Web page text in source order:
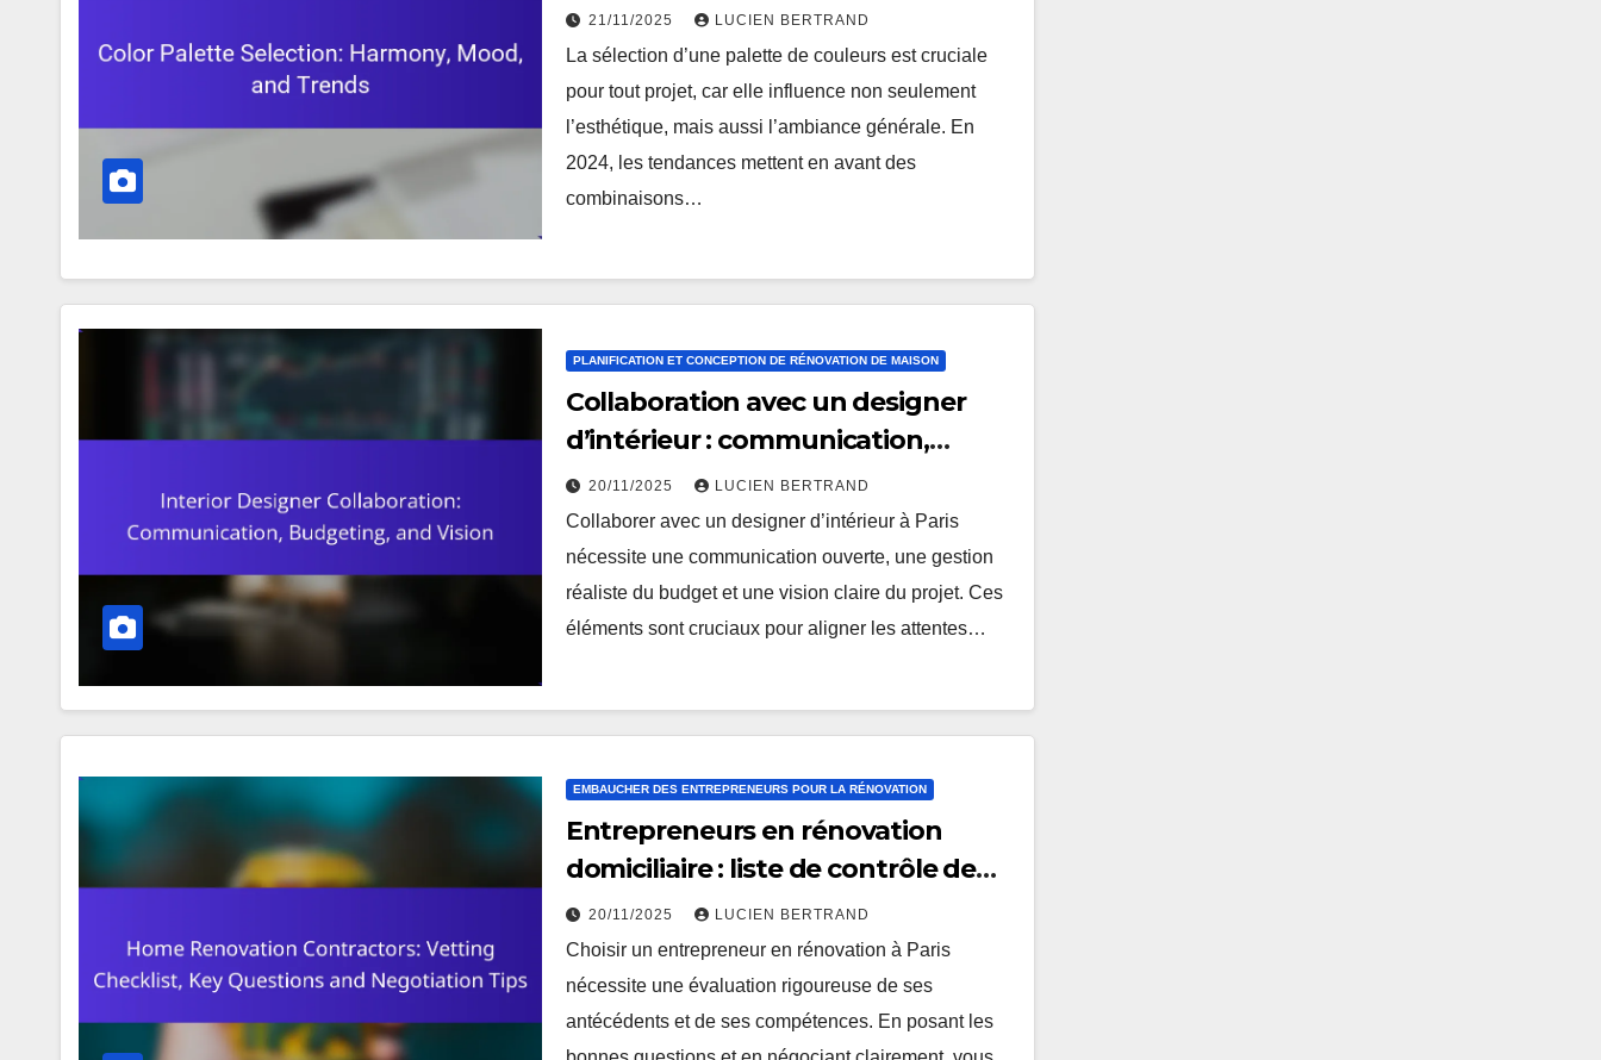
Tendances
21/11/2025 LUCIEN BERTRAND
La sélection d’une palette de couleurs est cruciale
pour tout projet, car elle influence non seulement
l’esthétique, mais aussi l’ambiance générale. En
2024, les tendances mettent en avant des
combinaisons…
PLANIFICATION ET CONCEPTION DE RÉNOVATION DE MAISON
Collaboration avec un designer
d’intérieur : communication,
budgétisation et vision
20/11/2025 LUCIEN BERTRAND
Collaborer avec un designer d’intérieur à Paris
nécessite une communication ouverte, une gestion
réaliste du budget et une vision claire du projet. Ces
éléments sont cruciaux pour aligner les attentes…
EMBAUCHER DES ENTREPRENEURS POUR LA RÉNOVATION
Entrepreneurs en rénovation
domiciliaire : liste de contrôle de
sélection, questions clés et
conseils de négociation
20/11/2025 LUCIEN BERTRAND
Choisir un entrepreneur en rénovation à Paris
nécessite une évaluation rigoureuse de ses
antécédents et de ses compétences. En posant les